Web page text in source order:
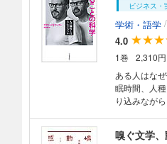
ビジネス・
学術・語学 /
4.0
1巻
2,310
ある人はな
眠時間、人
り込みなが
嗅ぐ文学